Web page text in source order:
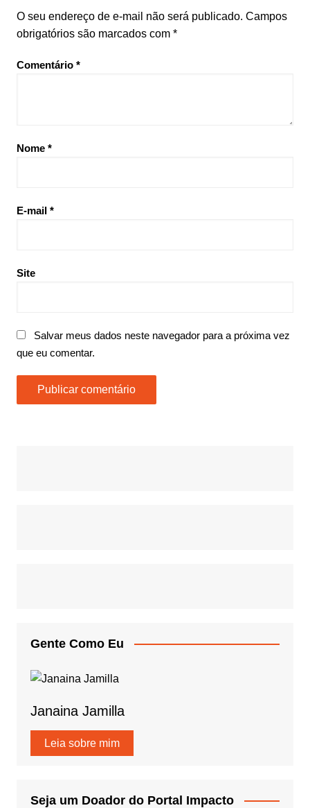
O seu endereço de e-mail não será publicado. Campos
obrigatórios são marcados com *
Comentário *
Nome *
E-mail *
Site
Salvar meus dados neste navegador para a próxima vez
que eu comentar.
Gente Como Eu
Janaina Jamilla
Leia sobre mim
Seja um Doador do Portal Impacto